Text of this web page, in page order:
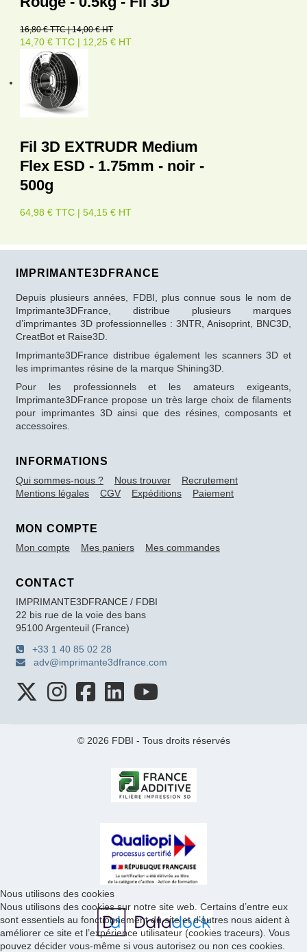
16,80 € TTC | 14,00 € HT
14,70 € TTC | 12,25 € HT
Fil 3D EXTRUDR Medium
Flex ESD - 1.75mm - noir -
500g
64,98 € TTC | 54,15 € HT
IMPRIMANTE3DFRANCE
Depuis plusieurs années, FDBI, plus connue sous le nom de
Imprimante3DFrance, distribue plusieurs marques
d’imprimantes 3D professionnelles : 3NTR, Anisoprint, BNC3D,
CreatBot et Raise3D.
Imprimante3DFrance distribue également les scanners 3D et
les imprimantes résine de la marque Shining3D.
Pour les professionnels et les amateurs exigeants,
Imprimante3DFrance propose un très large choix de filaments
pour imprimantes 3D ainsi que des résines, composants et
accessoires.
INFORMATIONS
Qui sommes-nous ? Nous trouver
Recrutement
Mentions légales
CGV Expéditions Paiement
MON COMPTE
Mon compte Mes paniers Mes commandes
CONTACT
IMPRIMANTE3DFRANCE / FDBI
22 bis rue de la voie des bans
95100 Argenteuil (France)
+33 1 40 85 02 28
adv@imprimante3dfrance.com
© 2026 FDBI - Tous droits réservés
Nous utilisons des cookies
Nous utilisons des cookies sur notre site web. Certains d’entre eux
sont essentiels au fonctionnement du site et d’autres nous aident à
améliorer ce site et l’expérience utilisateur (cookies traceurs). Vous
pouvez décider vous-même si vous autorisez ou non ces cookies.